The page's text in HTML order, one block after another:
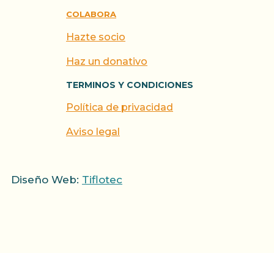
COLABORA
Hazte socio
Haz un donativo
TERMINOS Y CONDICIONES
Política de privacidad
Aviso legal
Diseño Web: Tiflotec